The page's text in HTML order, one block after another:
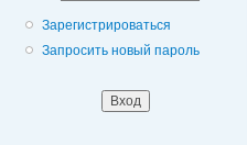
Зарегистрироваться
Запросить новый пароль